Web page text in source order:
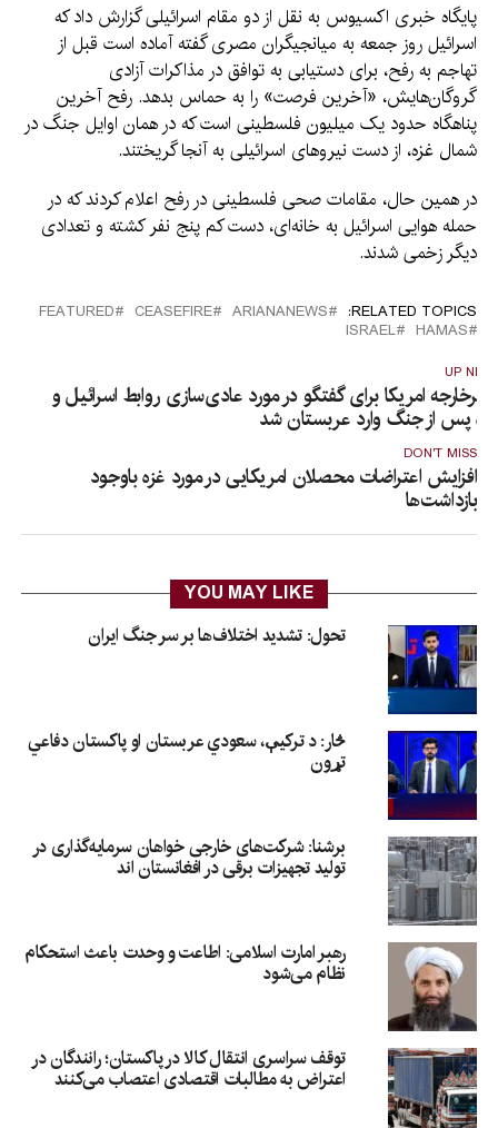
پایگاه خبری اکسیوس به نقل از دو مقام اسرائیلی گزارش داد که
اسرائیل روز جمعه به میانجیگران مصری گفته آماده است قبل از
تهاجم به رفح، برای دستیابی به توافق در مذاکرات آزادی
گروگان‌هایش، «آخرین فرصت» را به حماس بدهد. رفح آخرین
پناهگاه حدود یک میلیون فلسطینی است که در همان اوایل جنگ در
شمال غزه، از دست نیروهای اسرائیلی به آنجا گریختند.
در همین حال، مقامات صحی فلسطینی در رفح اعلام کردند که در
حمله هوایی اسرائیل به خانه‌ای، دست کم پنج نفر کشته و تعدادی
دیگر زخمی شدند.
RELATED TOPICS:
ARIANANEWS
CEASEFIRE
FEATURED
HAMAS
ISRAEL
UP
امریکا برای گفتگو در مورد عادی‌سازی روابط اسرائیل و
پس از جنگ وارد عربستان شد
DON'T MISS
افزایش اعتراضات محصلان امریکایی در مورد غزه باوجود
بازداشت‌ها
YOU MAY LIKE
تحول: تشدید اختلاف‌ها بر سر جنگ ایران
څار: د ترکیې، سعودي عربستان او پاکستان دفاعي
تړون
برشنا: شرکت‌های خارجی خواهان سرمایه‌گذاری در
تولید تجهیزات برقی در افغانستان‌ اند
رهبر امارت اسلامی: اطاعت و وحدت باعث استحکام
نظام می‌شود
توقف سراسری انتقال کالا در پاکستان؛ رانندگان در
اعتراض به مطالبات اقتصادی اعتصاب می‌کنند